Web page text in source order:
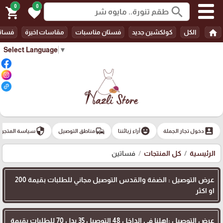
Select Language ▼
search
0
favorite
0
shopping_cart
home الكل كولكشين جديد فستان مناسبات مقاسات اخيرة
account_boxدخول تجار الجملة emoji_emotionsآراء زبائننا commuteمناطق التوصيل securityسياسة المتجر
الرئيسية كل المنتجات فساتين
عرض التوصيل : الضفة والقدس التوصيل مجاني للطلبات بقيمة 200
او اكثر
عرض التوصيل :اهلنا في الداخل 48 التوصيل 35 بدل 70 للطلبات بقيمة